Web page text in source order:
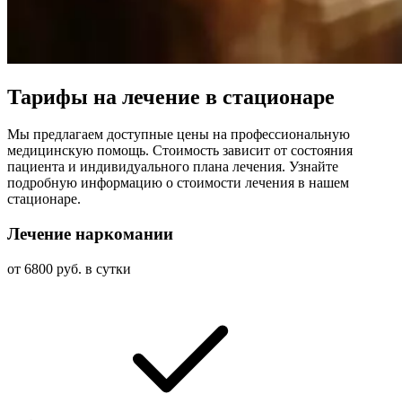
Тарифы на лечение в стационаре
Мы предлагаем доступные цены на профессиональную
медицинскую помощь. Стоимость зависит от состояния
пациента и индивидуального плана лечения. Узнайте
подробную информацию о стоимости лечения в нашем
стационаре.
Лечение наркомании
от 6800 руб. в сутки